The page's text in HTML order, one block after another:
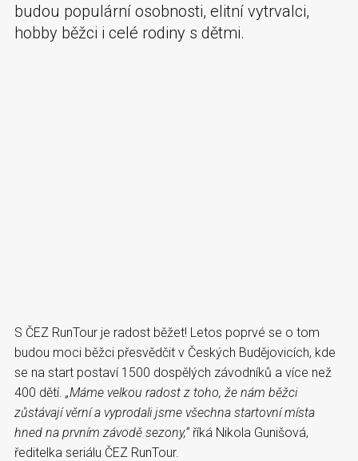
budou populární osobnosti, elitní vytrvalci,
hobby běžci i celé rodiny s dětmi.
S ČEZ RunTour je radost běžet! Letos poprvé se o tom
budou moci běžci přesvědčit v Českých Budějovicích, kde
se na start postaví 1500 dospělých závodníků a více než
400 dětí. „Máme velkou radost z toho, že nám běžci
zůstávají věrní a vyprodali jsme všechna startovní místa
hned na prvním závodě sezony,“říká Nikola Gunišová,
ředitelka seriálu ČEZ RunTour.